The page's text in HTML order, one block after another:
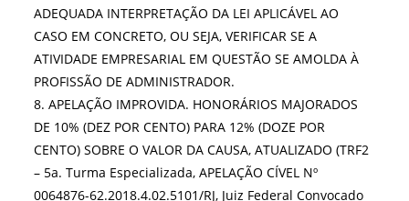
ADEQUADA INTERPRETAÇÃO DA LEI APLICÁVEL AO
CASO EM CONCRETO, OU SEJA, VERIFICAR SE A
ATIVIDADE EMPRESARIAL EM QUESTÃO SE AMOLDA À
PROFISSÃO DE ADMINISTRADOR.
8. APELAÇÃO IMPROVIDA. HONORÁRIOS MAJORADOS
DE 10% (DEZ POR CENTO) PARA 12% (DOZE POR
CENTO) SOBRE O VALOR DA CAUSA, ATUALIZADO (TRF2
– 5a. Turma Especializada, APELAÇÃO CÍVEL Nº
0064876-62.2018.4.02.5101/RJ, Juiz Federal Convocado